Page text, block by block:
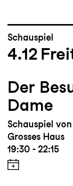
Schauspiel
4.12
Der
Dame
Schauspiel
Grosses Haus
19:30 - 22:15